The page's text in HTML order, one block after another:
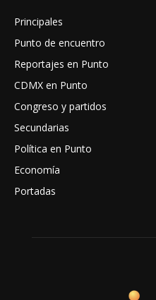
Principales
Punto de encuentro
Reportajes en Punto
CDMX en Punto
Congreso y partidos
Secundarias
Política en Punto
Economía
Portadas